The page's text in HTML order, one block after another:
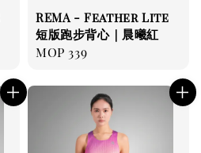
REMA - Feather Lite
短版跑步背心｜晨曦紅
Regular
MOP 339